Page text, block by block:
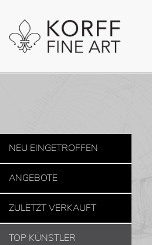
NEU EINGETROFFEN
ANGEBOTE
ZULETZT VERKAUFT
TOP KÜNSTLER